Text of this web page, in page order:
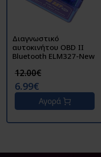
Διαγνωστικό
αυτοκινήτου OBD II
Bluetooth ELM327-New
12.00€
6.99€
Αγορά